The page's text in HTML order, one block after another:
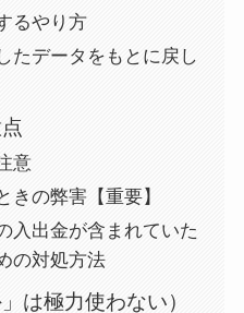
るやり方
たデータをもとに戻し
意
きの弊害【重要】
入出金が含まれていた
の対処方法
は極力使わない）